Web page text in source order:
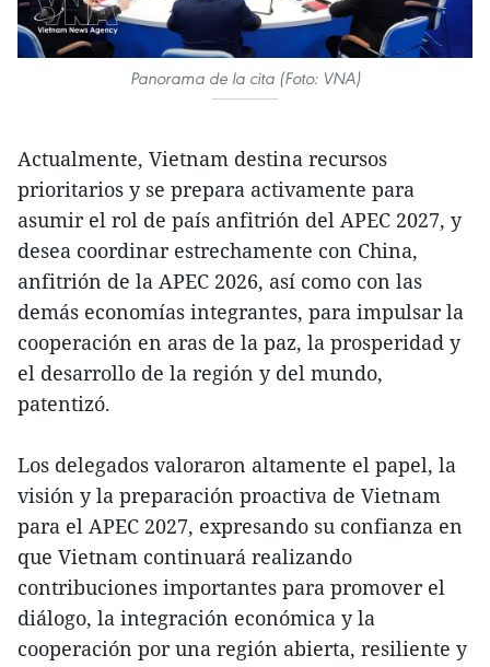
Panorama de la cita (Foto: VNA)
Actualmente, Vietnam destina recursos
prioritarios y se prepara activamente para
asumir el rol de país anfitrión del APEC 2027, y
desea coordinar estrechamente con China,
anfitrión de la APEC 2026, así como con las
demás economías integrantes, para impulsar la
cooperación en aras de la paz, la prosperidad y
el desarrollo de la región y del mundo,
patentizó.
Los delegados valoraron altamente el papel, la
visión y la preparación proactiva de Vietnam
para el APEC 2027, expresando su confianza en
que Vietnam continuará realizando
contribuciones importantes para promover el
diálogo, la integración económica y la
cooperación por una región abierta, resiliente y